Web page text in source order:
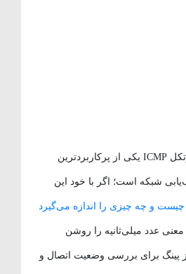
پینگ (Ping) یا همان پروتکل ICMP یکی از پرکاربردترین
شبکه است؛ اگر با خود این
و چه چیزی را اندازه می‌گیرد
عدد میلی‌ثانیه را روشن
برای بررسی وضعیت اتصال و